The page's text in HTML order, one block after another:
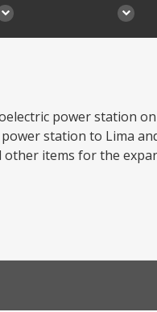
power station
station to Lima
items for the